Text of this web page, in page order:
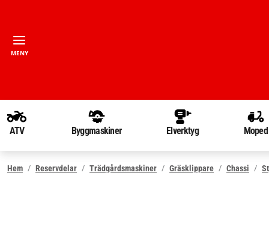
MENY
ATV Byggmaskiner Elverktyg Moped
Hem Reservdelar Trädgårdsmaskiner Gräsklippare Chassi